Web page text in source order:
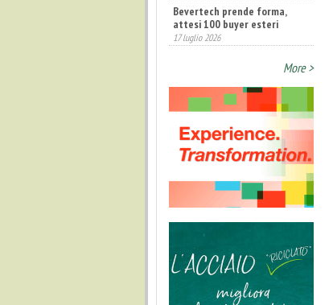
Bevertech prende forma,
attesi 100 buyer esteri
17 luglio 2026
Diamonds Awards 2026 di FTA
14 luglio 2026
More >